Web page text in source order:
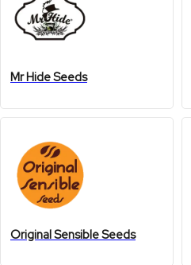
Mr Hide Seeds
Original Sensible Seeds